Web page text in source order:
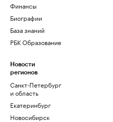
Финансы
Биографии
База знаний
РБК Образование
Новости
регионов
Санкт-Петербург
и область
Екатеринбург
Новосибирск